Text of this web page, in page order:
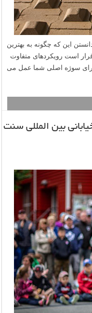
این که چگونه به بهترین
است رویکردهای متفاوت
برای سوژه اصلی شما عمل می
بین المللی سنت